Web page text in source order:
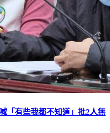
有些我都不知道」批2人無